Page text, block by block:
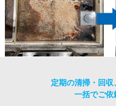
定期の清掃・回
一括でご依